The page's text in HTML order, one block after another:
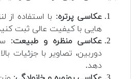
عکاسی پرتره: با استفاده از
هایی با کیفیت عالی ثبت
عکاسی منظره و طبیعت
دوربین، تصاویر با جزئیات
دهد.